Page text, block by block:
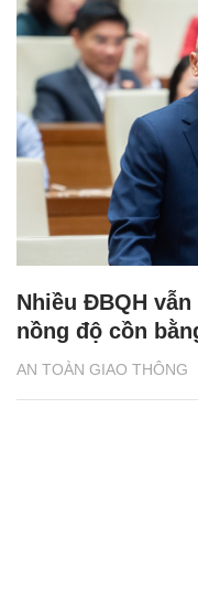
AN TOÀN GIAO THÔNG
Nhiều ĐBQH
nồng độ cồn